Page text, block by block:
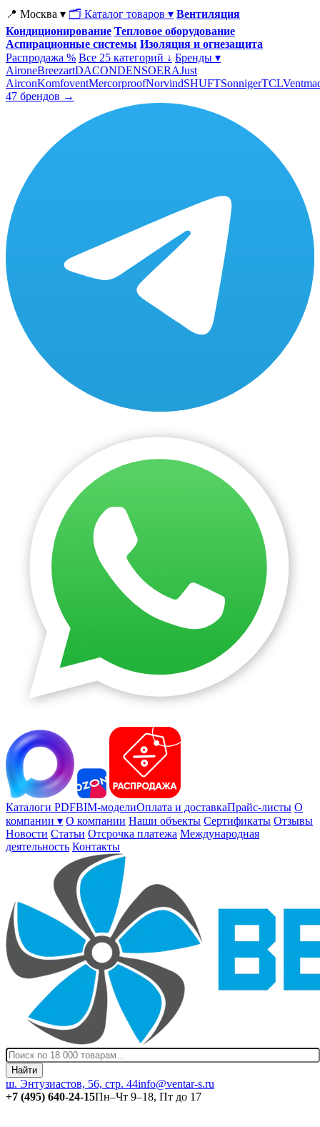
📍 Москва ▾ 🗂 Каталог товаров ▾ Вентиляция
Кондиционирование Тепловое оборудование
Аспирационные системы Изоляция и огнезащита
Распродажа % Все 25 категорий ↓ Бренды ▾
AironeBreezartDACONDENSOERAJust
AirconKomfoventMercorproofNorvindSHUFTSonnigerTCL
47 брендов →
Каталоги PDFBIM-моделиОплата и доставкаПрайс-листы О
компании ▾ О компании Наши объекты Сертификаты Отзывы
Новости Статьи Отсрочка платежа Международная
деятельность Контакты
Найти
ш. Энтузиастов, 56, стр. 44info@ventar-s.ru
+7 (495) 640-24-15Пн–Чт 9–18, Пт до 17